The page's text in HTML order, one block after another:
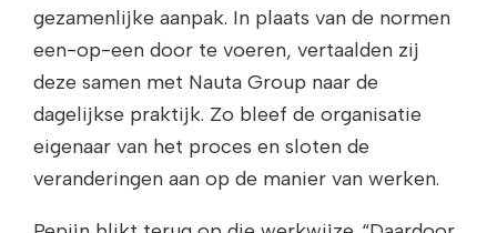
gezamenlijke aanpak. In plaats van de normen
een-op-een door te voeren, vertaalden zij
deze samen met Nauta Group naar de
dagelijkse praktijk. Zo bleef de organisatie
eigenaar van het proces en sloten de
veranderingen aan op de manier van werken.